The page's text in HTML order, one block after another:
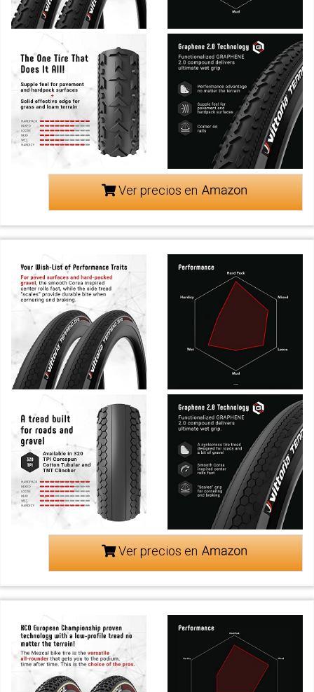
Ver precios en
Ver precios en